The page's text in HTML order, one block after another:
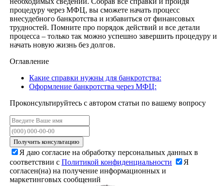
процедуру через МФЦ, вы сможете начать процесс
внесудебного банкротства и избавиться от финансовых
трудностей. Помните про порядок действий и все детали
процесса – только так можно успешно завершить процедуру и
начать новую жизнь без долгов.
Оглавление
Какие справки нужны для банкротства:
Оформление банкротства через МФЦ:
Проконсультируйтесь с автором статьи по вашему вопросу
Получить консультацию
Я даю согласие на обработку персональных данных в
соответствии с Политикой конфиденциальности
Я
согласен(на) на получение информационных и
маркетинговых сообщений